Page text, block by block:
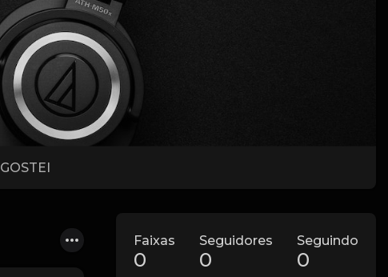
GOSTEI
Faixas
0
Seguidores
0
Seguindo
0